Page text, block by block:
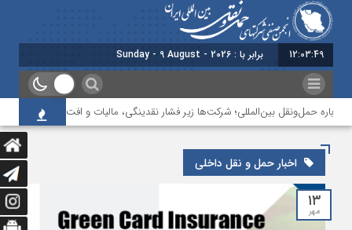
12:03:49 امروز : یکشنبه - 18
حمل‌ونقل بین‌المللی؛ شرکت‌ها زیر فشار نقدینگی، مالیات و افت عملیات
اخبار حمل و نقل داخلی
۱۳
مهر